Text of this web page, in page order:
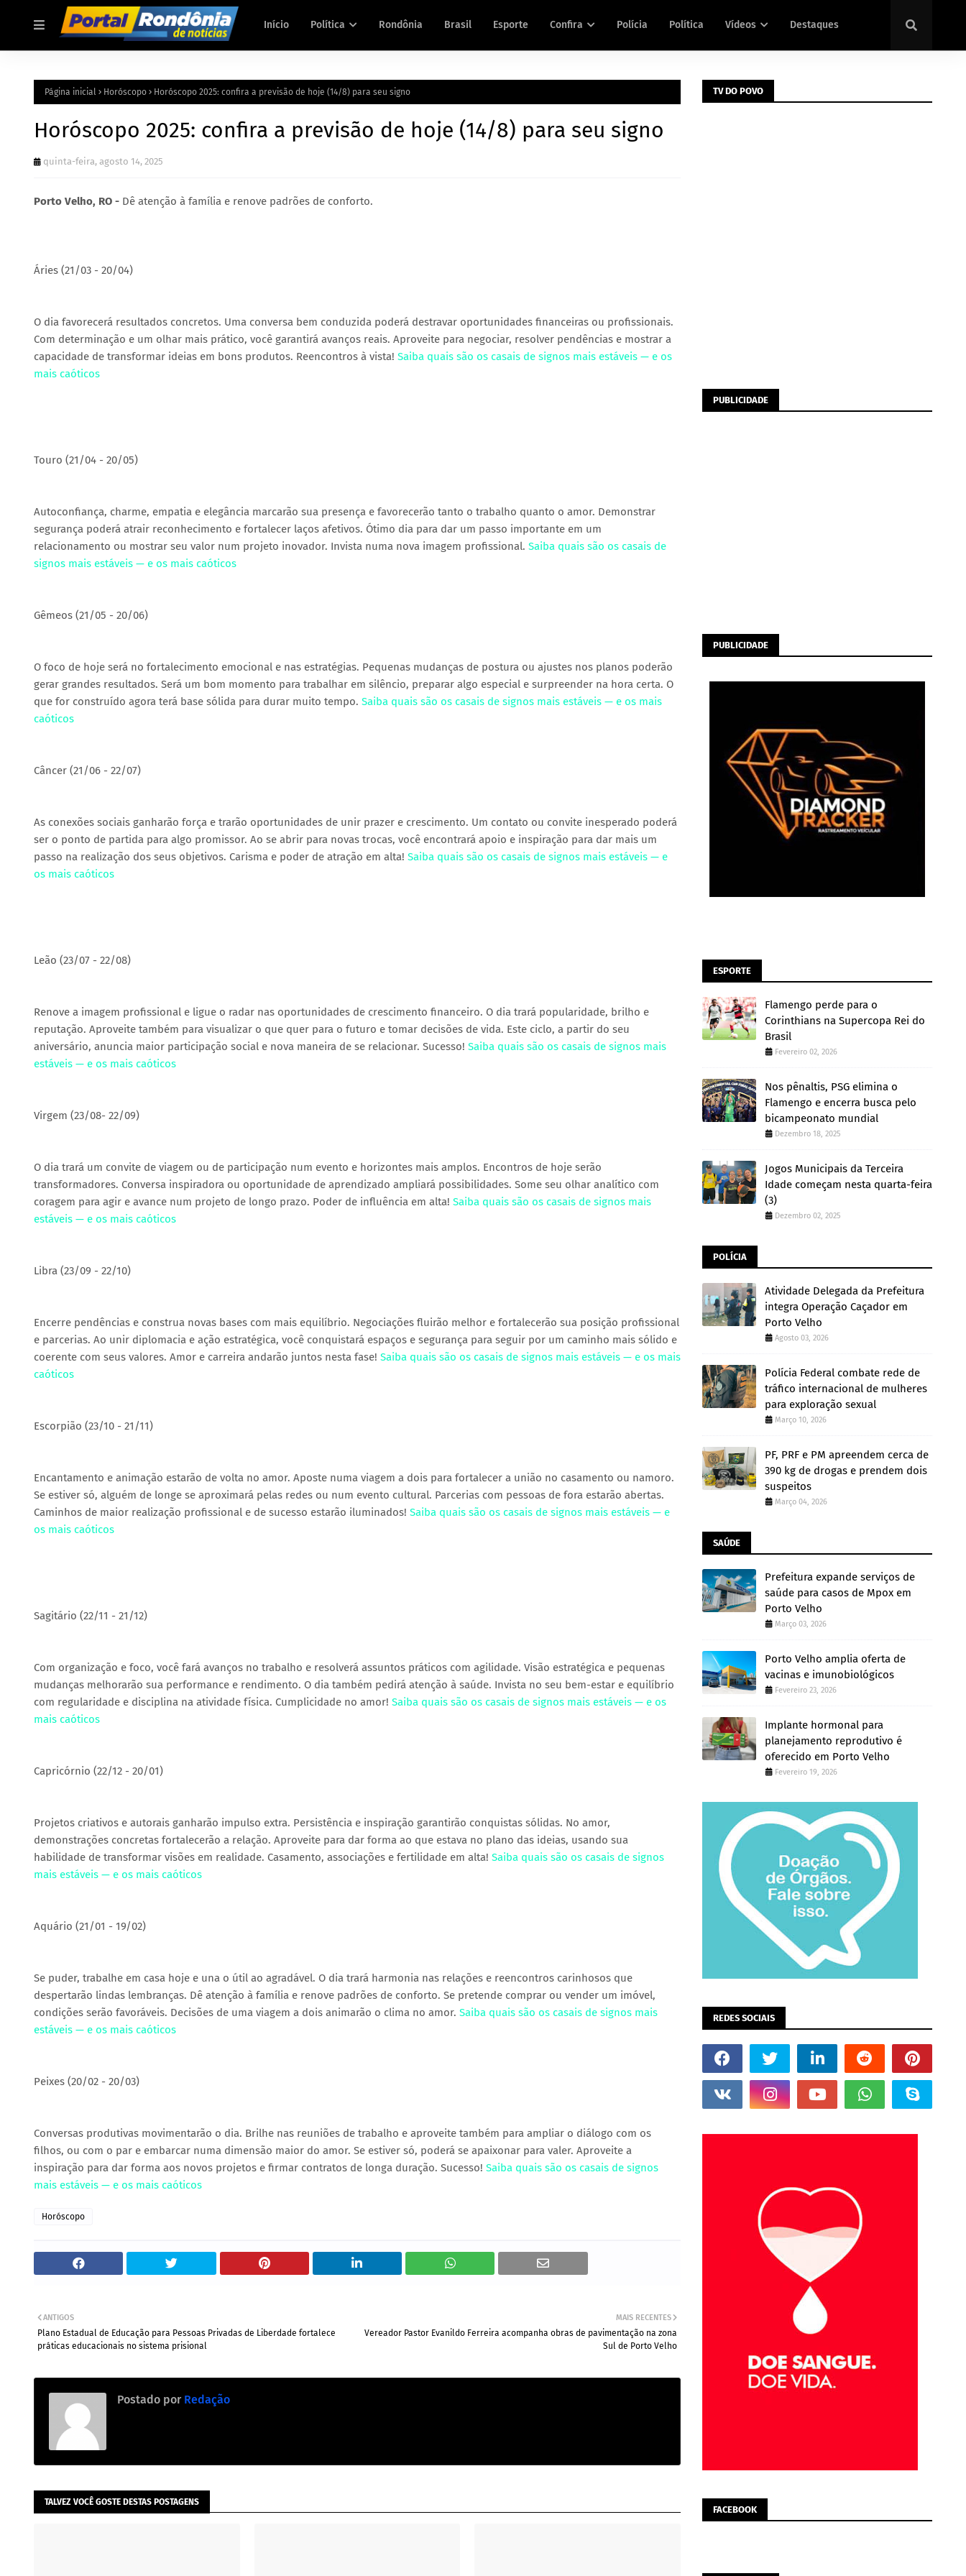
Início Política Rondônia Brasil Esporte Confira Polícia Política Vídeos Destaques
Página inicial Horóscopo Horóscopo 2025: confira a previsão de hoje (14/8) para seu signo
Horóscopo 2025: confira a previsão de hoje (14/8) para seu signo
quinta-feira, agosto 14, 2025
Porto Velho, RO - Dê atenção à família e renove padrões de conforto.
Áries (21/03 - 20/04)
O dia favorecerá resultados concretos. Uma conversa bem conduzida poderá destravar oportunidades financeiras ou profissionais.
Com determinação e um olhar mais prático, você garantirá avanços reais. Aproveite para negociar, resolver pendências e mostrar a
capacidade de transformar ideias em bons produtos. Reencontros à vista! Saiba quais são os casais de signos mais estáveis — e os
mais caóticos
Touro (21/04 - 20/05)
Autoconfiança, charme, empatia e elegância marcarão sua presença e favorecerão tanto o trabalho quanto o amor. Demonstrar
segurança poderá atrair reconhecimento e fortalecer laços afetivos. Ótimo dia para dar um passo importante em um
relacionamento ou mostrar seu valor num projeto inovador. Invista numa nova imagem profissional. Saiba quais são os casais de
signos mais estáveis — e os mais caóticos
Gêmeos (21/05 - 20/06)
O foco de hoje será no fortalecimento emocional e nas estratégias. Pequenas mudanças de postura ou ajustes nos planos poderão
gerar grandes resultados. Será um bom momento para trabalhar em silêncio, preparar algo especial e surpreender na hora certa. O
que for construído agora terá base sólida para durar muito tempo. Saiba quais são os casais de signos mais estáveis — e os mais
caóticos
Câncer (21/06 - 22/07)
As conexões sociais ganharão força e trarão oportunidades de unir prazer e crescimento. Um contato ou convite inesperado poderá
ser o ponto de partida para algo promissor. Ao se abrir para novas trocas, você encontrará apoio e inspiração para dar mais um
passo na realização dos seus objetivos. Carisma e poder de atração em alta! Saiba quais são os casais de signos mais estáveis — e
os mais caóticos
Leão (23/07 - 22/08)
Renove a imagem profissional e ligue o radar nas oportunidades de crescimento financeiro. O dia trará popularidade, brilho e
reputação. Aproveite também para visualizar o que quer para o futuro e tomar decisões de vida. Este ciclo, a partir do seu
aniversário, anuncia maior participação social e nova maneira de se relacionar. Sucesso! Saiba quais são os casais de signos mais
estáveis — e os mais caóticos
Virgem (23/08- 22/09)
O dia trará um convite de viagem ou de participação num evento e horizontes mais amplos. Encontros de hoje serão
transformadores. Conversa inspiradora ou oportunidade de aprendizado ampliará possibilidades. Some seu olhar analítico com
coragem para agir e avance num projeto de longo prazo. Poder de influência em alta! Saiba quais são os casais de signos mais
estáveis — e os mais caóticos
Libra (23/09 - 22/10)
Encerre pendências e construa novas bases com mais equilíbrio. Negociações fluirão melhor e fortalecerão sua posição profissional
e parcerias. Ao unir diplomacia e ação estratégica, você conquistará espaços e segurança para seguir por um caminho mais sólido e
coerente com seus valores. Amor e carreira andarão juntos nesta fase! Saiba quais são os casais de signos mais estáveis — e os mais
caóticos
Escorpião (23/10 - 21/11)
Encantamento e animação estarão de volta no amor. Aposte numa viagem a dois para fortalecer a união no casamento ou namoro.
Se estiver só, alguém de longe se aproximará pelas redes ou num evento cultural. Parcerias com pessoas de fora estarão abertas.
Caminhos de maior realização profissional e de sucesso estarão iluminados! Saiba quais são os casais de signos mais estáveis — e
os mais caóticos
Sagitário (22/11 - 21/12)
Com organização e foco, você fará avanços no trabalho e resolverá assuntos práticos com agilidade. Visão estratégica e pequenas
mudanças melhorarão sua performance e rendimento. O dia também pedirá atenção à saúde. Invista no seu bem-estar e equilíbrio
com regularidade e disciplina na atividade física. Cumplicidade no amor! Saiba quais são os casais de signos mais estáveis — e os
mais caóticos
Capricórnio (22/12 - 20/01)
Projetos criativos e autorais ganharão impulso extra. Persistência e inspiração garantirão conquistas sólidas. No amor,
demonstrações concretas fortalecerão a relação. Aproveite para dar forma ao que estava no plano das ideias, usando sua
habilidade de transformar visões em realidade. Casamento, associações e fertilidade em alta! Saiba quais são os casais de signos
mais estáveis — e os mais caóticos
Aquário (21/01 - 19/02)
Se puder, trabalhe em casa hoje e una o útil ao agradável. O dia trará harmonia nas relações e reencontros carinhosos que
despertarão lindas lembranças. Dê atenção à família e renove padrões de conforto. Se pretende comprar ou vender um imóvel,
condições serão favoráveis. Decisões de uma viagem a dois animarão o clima no amor. Saiba quais são os casais de signos mais
estáveis — e os mais caóticos
Peixes (20/02 - 20/03)
Conversas produtivas movimentarão o dia. Brilhe nas reuniões de trabalho e aproveite também para ampliar o diálogo com os
filhos, ou com o par e embarcar numa dimensão maior do amor. Se estiver só, poderá se apaixonar para valer. Aproveite a
inspiração para dar forma aos novos projetos e firmar contratos de longa duração. Sucesso! Saiba quais são os casais de signos
mais estáveis — e os mais caóticos
Horóscopo
MAIS RECENTES
Vereador Pastor Evanildo Ferreira acompanha obras de pavimentação na zona
Sul de Porto Velho
ANTIGOS
Plano Estadual de Educação para Pessoas Privadas de Liberdade fortalece
práticas educacionais no sistema prisional
Postado por Redação
TALVEZ VOCÊ GOSTE DESTAS POSTAGENS
TV DO POVO
PUBLICIDADE
PUBLICIDADE
ESPORTE
Flamengo perde para o
Corinthians na Supercopa Rei do
Brasil
Fevereiro 02, 2026
Nos pênaltis, PSG elimina o
Flamengo e encerra busca pelo
bicampeonato mundial
Dezembro 18, 2025
Jogos Municipais da Terceira
Idade começam nesta quarta-feira
(3)
Dezembro 02, 2025
POLÍCIA
Atividade Delegada da Prefeitura
integra Operação Caçador em
Porto Velho
Agosto 03, 2026
Polícia Federal combate rede de
tráfico internacional de mulheres
para exploração sexual
Março 10, 2026
PF, PRF e PM apreendem cerca de
390 kg de drogas e prendem dois
suspeitos
Março 04, 2026
SAÚDE
Prefeitura expande serviços de
saúde para casos de Mpox em
Porto Velho
Março 03, 2026
Porto Velho amplia oferta de
vacinas e imunobiológicos
Fevereiro 23, 2026
Implante hormonal para
planejamento reprodutivo é
oferecido em Porto Velho
Fevereiro 19, 2026
REDES SOCIAIS
FACEBOOK